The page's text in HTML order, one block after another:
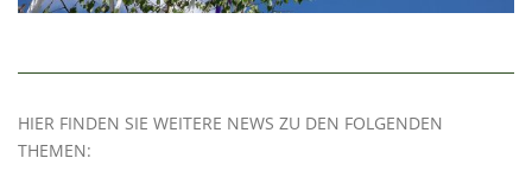
HIER FINDEN SIE WEITERE NEWS ZU DEN FOLGENDEN
THEMEN: